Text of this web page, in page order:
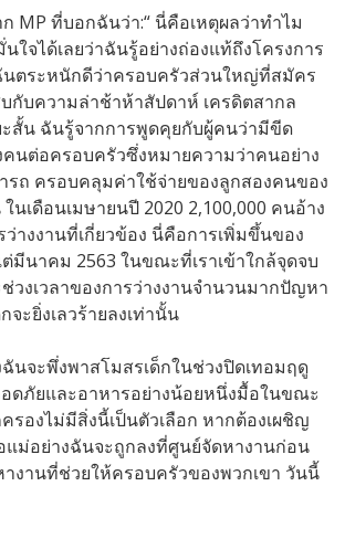
MP ที่บอกฉันว่า:“ นี่คือเหตุผลว่าทำไม
ใจได้เลยว่าฉันรู้อย่างถ่องแท้ถึงโครงการ
นตระหนักดีว่าครอบครัวส่วนใหญ่ที่สมัคร
กับความล่าช้าห้าสัปดาห์ เครดิตสากล
สั้น ฉันรู้จากการพูดคุยกับผู้คนว่ามีขีด
คนต่อครอบครัวซึ่งหมายความว่าคนอย่าง
รถ ครอบคลุมค่าใช้จ่ายของลูกสองคนของ
นเดือนเมษายนปี 2020 2,100,000 คนอ้าง
างงานที่เกี่ยวข้อง นี่คือการเพิ่มขึ้นของ
ต่มีนาคม 2563 ในขณะที่เราเข้าใกล้จุดจบ
วงเวลาของการว่างงานจำนวนมากปัญหา
จะยิ่งเลวร้ายลงเท่านั้น
นจะพึ่งพาสโมสรเด็กในช่วงปิดเทอมฤดู
ดภัยและอาหารอย่างน้อยหนึ่งมื้อในขณะ
รองไม่มีสิ่งนี้เป็นตัวเลือก หากต้องเผชิญ
แม่อย่างฉันจะถูกลงที่ศูนย์จัดหางานก่อน
างานที่ช่วยให้ครอบครัวของพวกเขา วันนี้